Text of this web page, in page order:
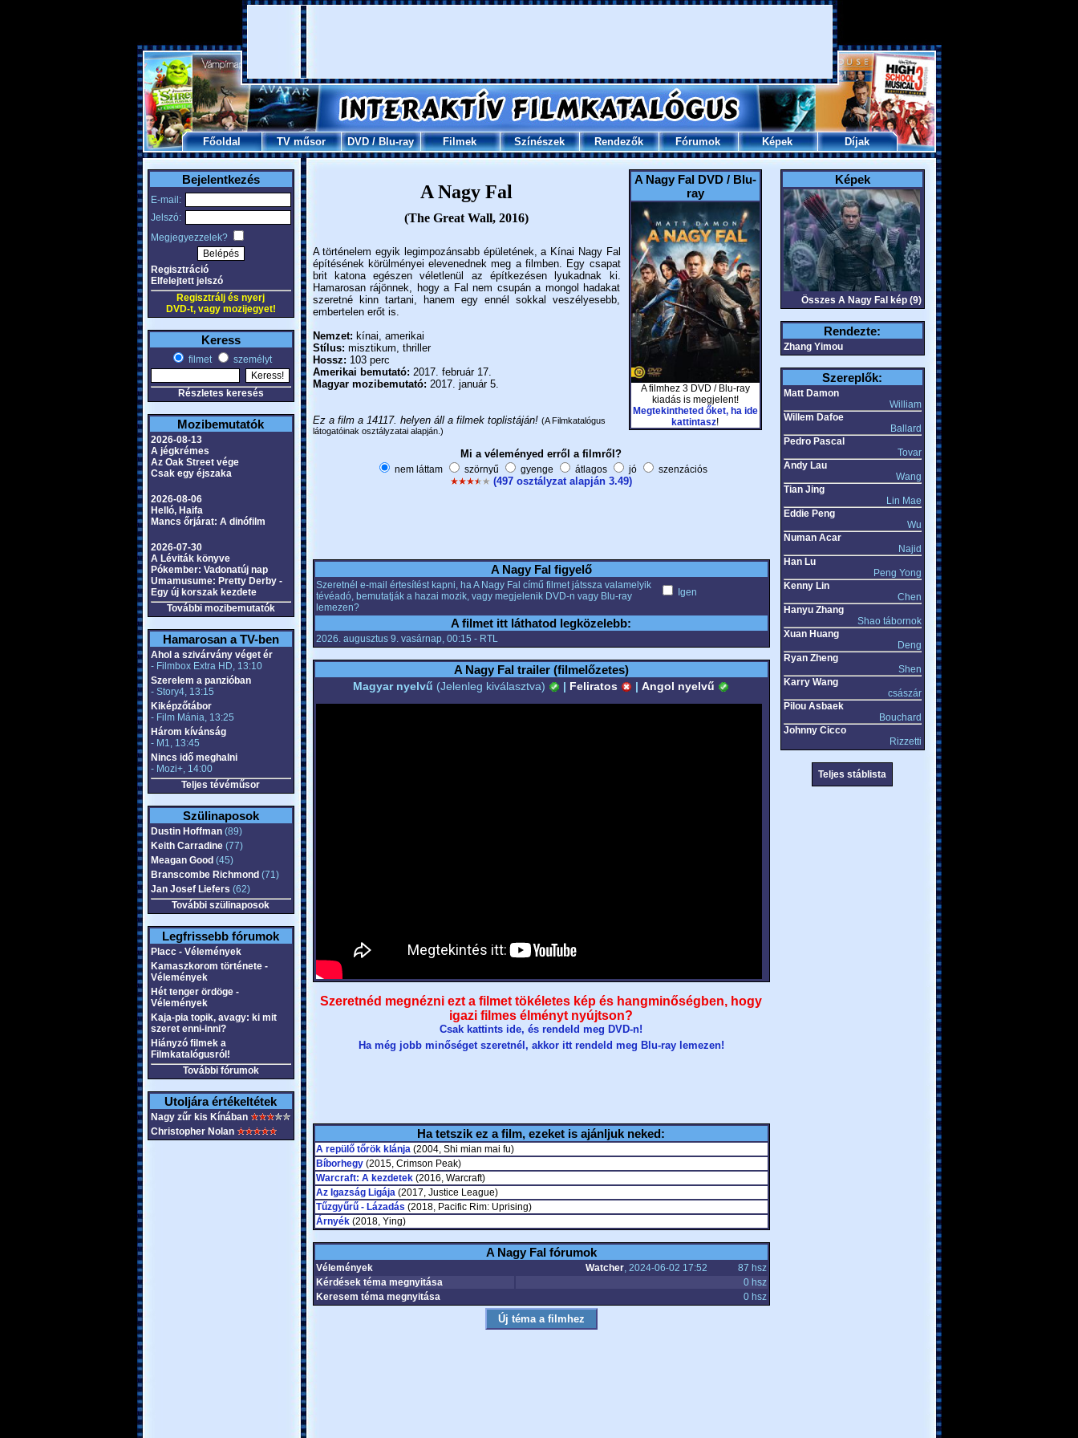
Főoldal TV műsor DVD/Blu-ray Filmek Színészek Rendezők Fórumok Képek Díjak
Bejelentkezés
E-mail:
Jelszó:
Megjegyezzelek?
Regisztráció
Elfelejtett jelszó
Regisztrálj és nyerj
DVD-t, vagy mozijegyet!
Keress
filmet személyt
Részletes keresés
Mozibemutatók
2026-08-13
A jégkrémes
Az Oak Street vége
Csak egy éjszaka
2026-08-06
Helló, Haifa
Mancs őrjárat: A dinófilm
2026-07-30
A Léviták könyve
Pókember: Vadonatúj nap
Umamusume: Pretty Derby -
Egy új korszak kezdete
További mozibemutatók
Hamarosan a TV-ben
Ahol a szivárvány véget ér
- Filmbox Extra HD, 13:10
Szerelem a panzióban
- Story4, 13:15
Kiképzőtábor
- Film Mánia, 13:25
Három kívánság
- M1, 13:45
Nincs idő meghalni
- Mozi+, 14:00
Teljes tévéműsor
Szülinaposok
Dustin Hoffman(89)
Keith Carradine(77)
Meagan Good (45)
Branscombe Richmond (71)
Jan Josef Liefers (62)
További szülinaposok
Legfrissebb fórumok
Placc - Vélemények
Kamaszkorom története -
Vélemények
Hét tenger ördöge -
Vélemények
Kaja-pia topik, avagy: ki mit
szeret enni-inni?
Hiányzó filmek a
Filmkatalógusról!
További fórumok
Utoljára értékeltétek
Nagy zűr kis Kínában
Christopher Nolan
A Nagy Fal DVD / Blu-
ray
A filmhez 3 DVD / Blu-ray
kiadás is megjelent!
Megtekintheted őket, ha ide
kattintasz!
A Nagy Fal
(The Great Wall, 2016)
A történelem egyik legimpozánsabb épületének, a Kínai Nagy Fal
építésének körülményei elevenednek meg a filmben. Egy csapat
brit katona egészen véletlenül az építkezésen lyukadnak ki.
Hamarosan rájönnek, hogy a Fal nem csupán a mongol hadakat
szeretné kinn tartani, hanem egy ennél sokkal veszélyesebb,
embertelen erőt is.
Nemzet: kínai, amerikai
Stílus: misztikum, thriller
Hossz: 103 perc
Amerikai bemutató: 2017. február 17.
Magyar mozibemutató: 2017. január 5.
Ez a film a 14117. helyen áll a filmek toplistáján! (A Filmkatalógus
látogatóinak osztályzatai alapján.)
Mi a véleményed erről a filmről?
nem láttam szörnyű gyenge átlagos jó szenzációs
(497 osztályzat alapján 3.49)
A Nagy Fal figyelő
Szeretnél e-mail értesítést kapni, ha A Nagy Fal című filmet játssza valamelyik
tévéadó, bemutatják a hazai mozik, vagy megjelenik DVD-n vagy Blu-ray
lemezen?
Igen
A filmet itt láthatod legközelebb:
2026. augusztus 9. vasárnap, 00:15 - RTL
A Nagy Fal trailer (filmelőzetes)
Magyar nyelvű (Jelenleg kiválasztva) | Feliratos | Angol nyelvű
Szeretnéd megnézni ezt a filmet tökéletes kép és hangminőségben, hogy
igazi filmes élményt nyújtson?
Csak kattints ide, és rendeld meg DVD-n!
Ha még jobb minőséget szeretnél, akkor itt rendeld meg Blu-ray lemezen!
Ha tetszik ez a film, ezeket is ajánljuk neked:
A repülő tőrök klánja(2004, Shi mian mai fu)
Bíborhegy(2015, Crimson Peak)
Warcraft: A kezdetek(2016, Warcraft)
Az Igazság Ligája(2017, Justice League)
Tűzgyűrű - Lázadás (2018, Pacific Rim: Uprising)
Árnyék(2018, Ying)
A Nagy Fal fórumok
Vélemények Watcher, 2024-06-02 17:52
87 hsz
Kérdések téma megnyitása
0 hsz
Keresem téma megnyitása
0 hsz
Képek
Összes A Nagy Fal kép (9)
Rendezte:
Zhang Yimou
Szereplők:
Matt Damon
William
Willem Dafoe
Ballard
Pedro Pascal
Tovar
Andy Lau
Wang
Tian Jing
Lin Mae
Eddie Peng
Wu
Numan Acar
Najid
Han Lu
Peng Yong
Kenny Lin
Chen
Hanyu Zhang
Shao tábornok
Xuan Huang
Deng
Ryan Zheng
Shen
Karry Wang
császár
Pilou Asbaek
Bouchard
Johnny Cicco
Rizzetti
Teljes stáblista